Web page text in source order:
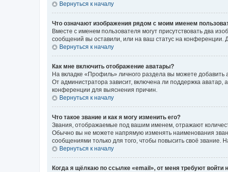
Вернуться к началу
Что означают изображения рядом с моим именем
Вместе с именем пользователя могут присутствовать два
сообщений вы оставили, или на ваш статус на конференции.
Вернуться к началу
Как мне включить отображение аватары?
На вкладке «Профиль» личного раздела вы можете
От администратора зависит, включена ли поддержка
конференции для выяснения причин.
Вернуться к началу
Что такое звание и как я могу изменить его?
Звания, отображаемые под вашим именем, отражают
Обычно вы не можете напрямую изменять наименования
сообщениями только для того, чтобы повысить своё
Вернуться к началу
Когда я щёлкаю по ссылке «email», от меня требуют войти